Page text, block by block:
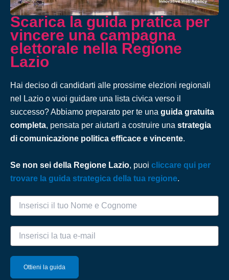
Scarica la guida pratica per
vincere una campagna
elettorale nella Regione
Lazio
Hai deciso di candidarti alle prossime elezioni regionali
nel Lazio o vuoi guidare una lista civica verso il
successo? Abbiamo preparato per te una guida gratuita
completa, pensata per aiutarti a costruire una strategia
di comunicazione politica efficace e vincente.
Se non sei della Regione Lazio, puoi cliccare qui per
trovare la guida strategica della tua regione.